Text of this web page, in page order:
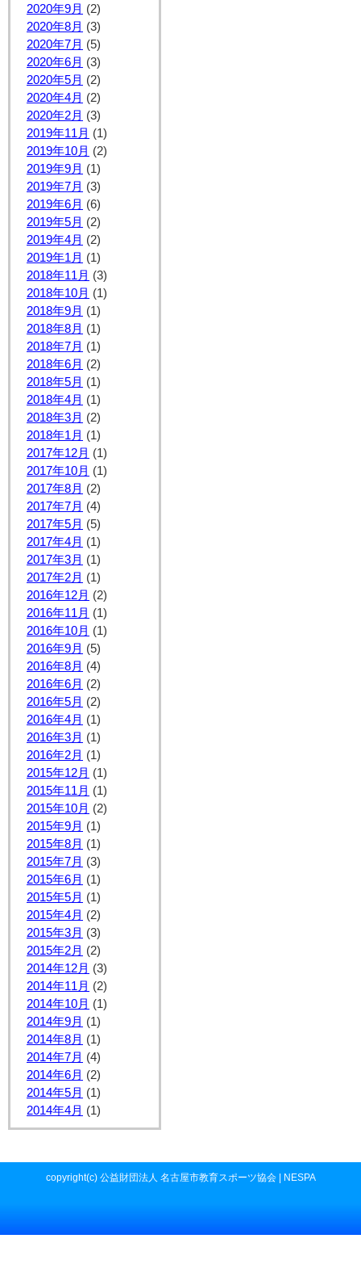
2020年9月 (2)
2020年8月 (3)
2020年7月 (5)
2020年6月 (3)
2020年5月 (2)
2020年4月 (2)
2020年2月 (3)
2019年11月 (1)
2019年10月 (2)
2019年9月 (1)
2019年7月 (3)
2019年6月 (6)
2019年5月 (2)
2019年4月 (2)
2019年1月 (1)
2018年11月 (3)
2018年10月 (1)
2018年9月 (1)
2018年8月 (1)
2018年7月 (1)
2018年6月 (2)
2018年5月 (1)
2018年4月 (1)
2018年3月 (2)
2018年1月 (1)
2017年12月 (1)
2017年10月 (1)
2017年8月 (2)
2017年7月 (4)
2017年5月 (5)
2017年4月 (1)
2017年3月 (1)
2017年2月 (1)
2016年12月 (2)
2016年11月 (1)
2016年10月 (1)
2016年9月 (5)
2016年8月 (4)
2016年6月 (2)
2016年5月 (2)
2016年4月 (1)
2016年3月 (1)
2016年2月 (1)
2015年12月 (1)
2015年11月 (1)
2015年10月 (2)
2015年9月 (1)
2015年8月 (1)
2015年7月 (3)
2015年6月 (1)
2015年5月 (1)
2015年4月 (2)
2015年3月 (3)
2015年2月 (2)
2014年12月 (3)
2014年11月 (2)
2014年10月 (1)
2014年9月 (1)
2014年8月 (1)
2014年7月 (4)
2014年6月 (2)
2014年5月 (1)
2014年4月 (1)
copyright(c) 公益財団法人 名古屋市教育スポーツ協会 | NESPA